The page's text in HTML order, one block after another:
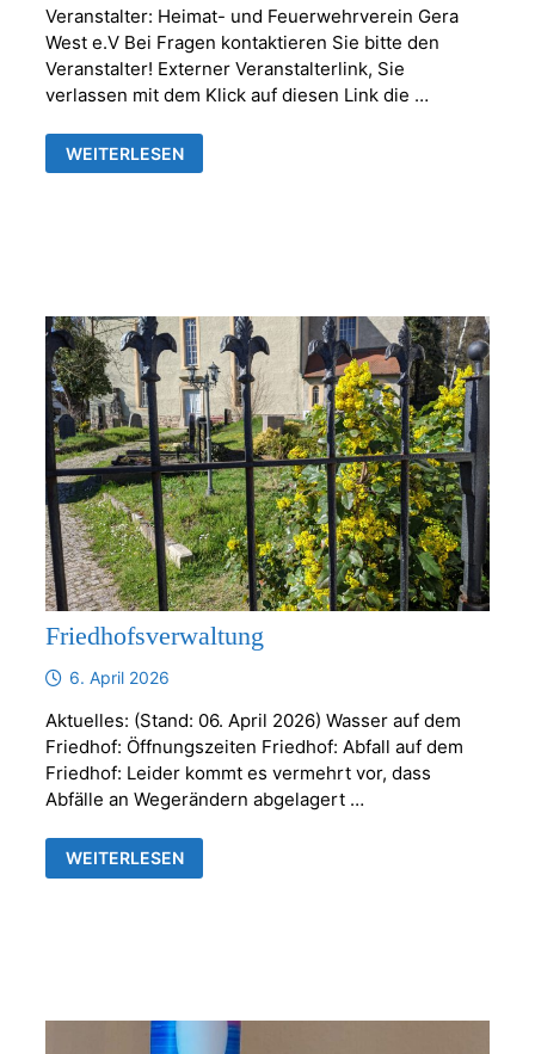
Veranstalter: Heimat- und Feuerwehrverein Gera
West e.V Bei Fragen kontaktieren Sie bitte den
Veranstalter! Externer Veranstalterlink, Sie
verlassen mit dem Klick auf diesen Link die …
FRANKENTHALER
MAIBAUMSETZEN
WEITERLESEN
Friedhofsverwaltung
6. April 2026
Aktuelles: (Stand: 06. April 2026) Wasser auf dem
Friedhof: Öffnungszeiten Friedhof: Abfall auf dem
Friedhof: Leider kommt es vermehrt vor, dass
Abfälle an Wegerändern abgelagert …
FRIEDHOFSVERWALTUNG
WEITERLESEN